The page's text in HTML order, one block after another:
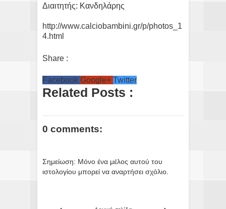
Διαιτητής: Κανδηλάρης
http://www.calciobambini.gr/p/photos_1
4.html
Share :
Facebook Google+ Twitter
Related Posts :
0 comments:
Σημείωση: Μόνο ένα μέλος αυτού του
ιστολογίου μπορεί να αναρτήσει σχόλιο.